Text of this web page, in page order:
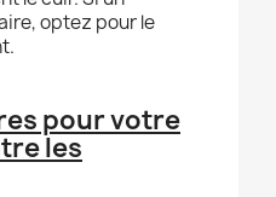
optez pour le
pour votre
les